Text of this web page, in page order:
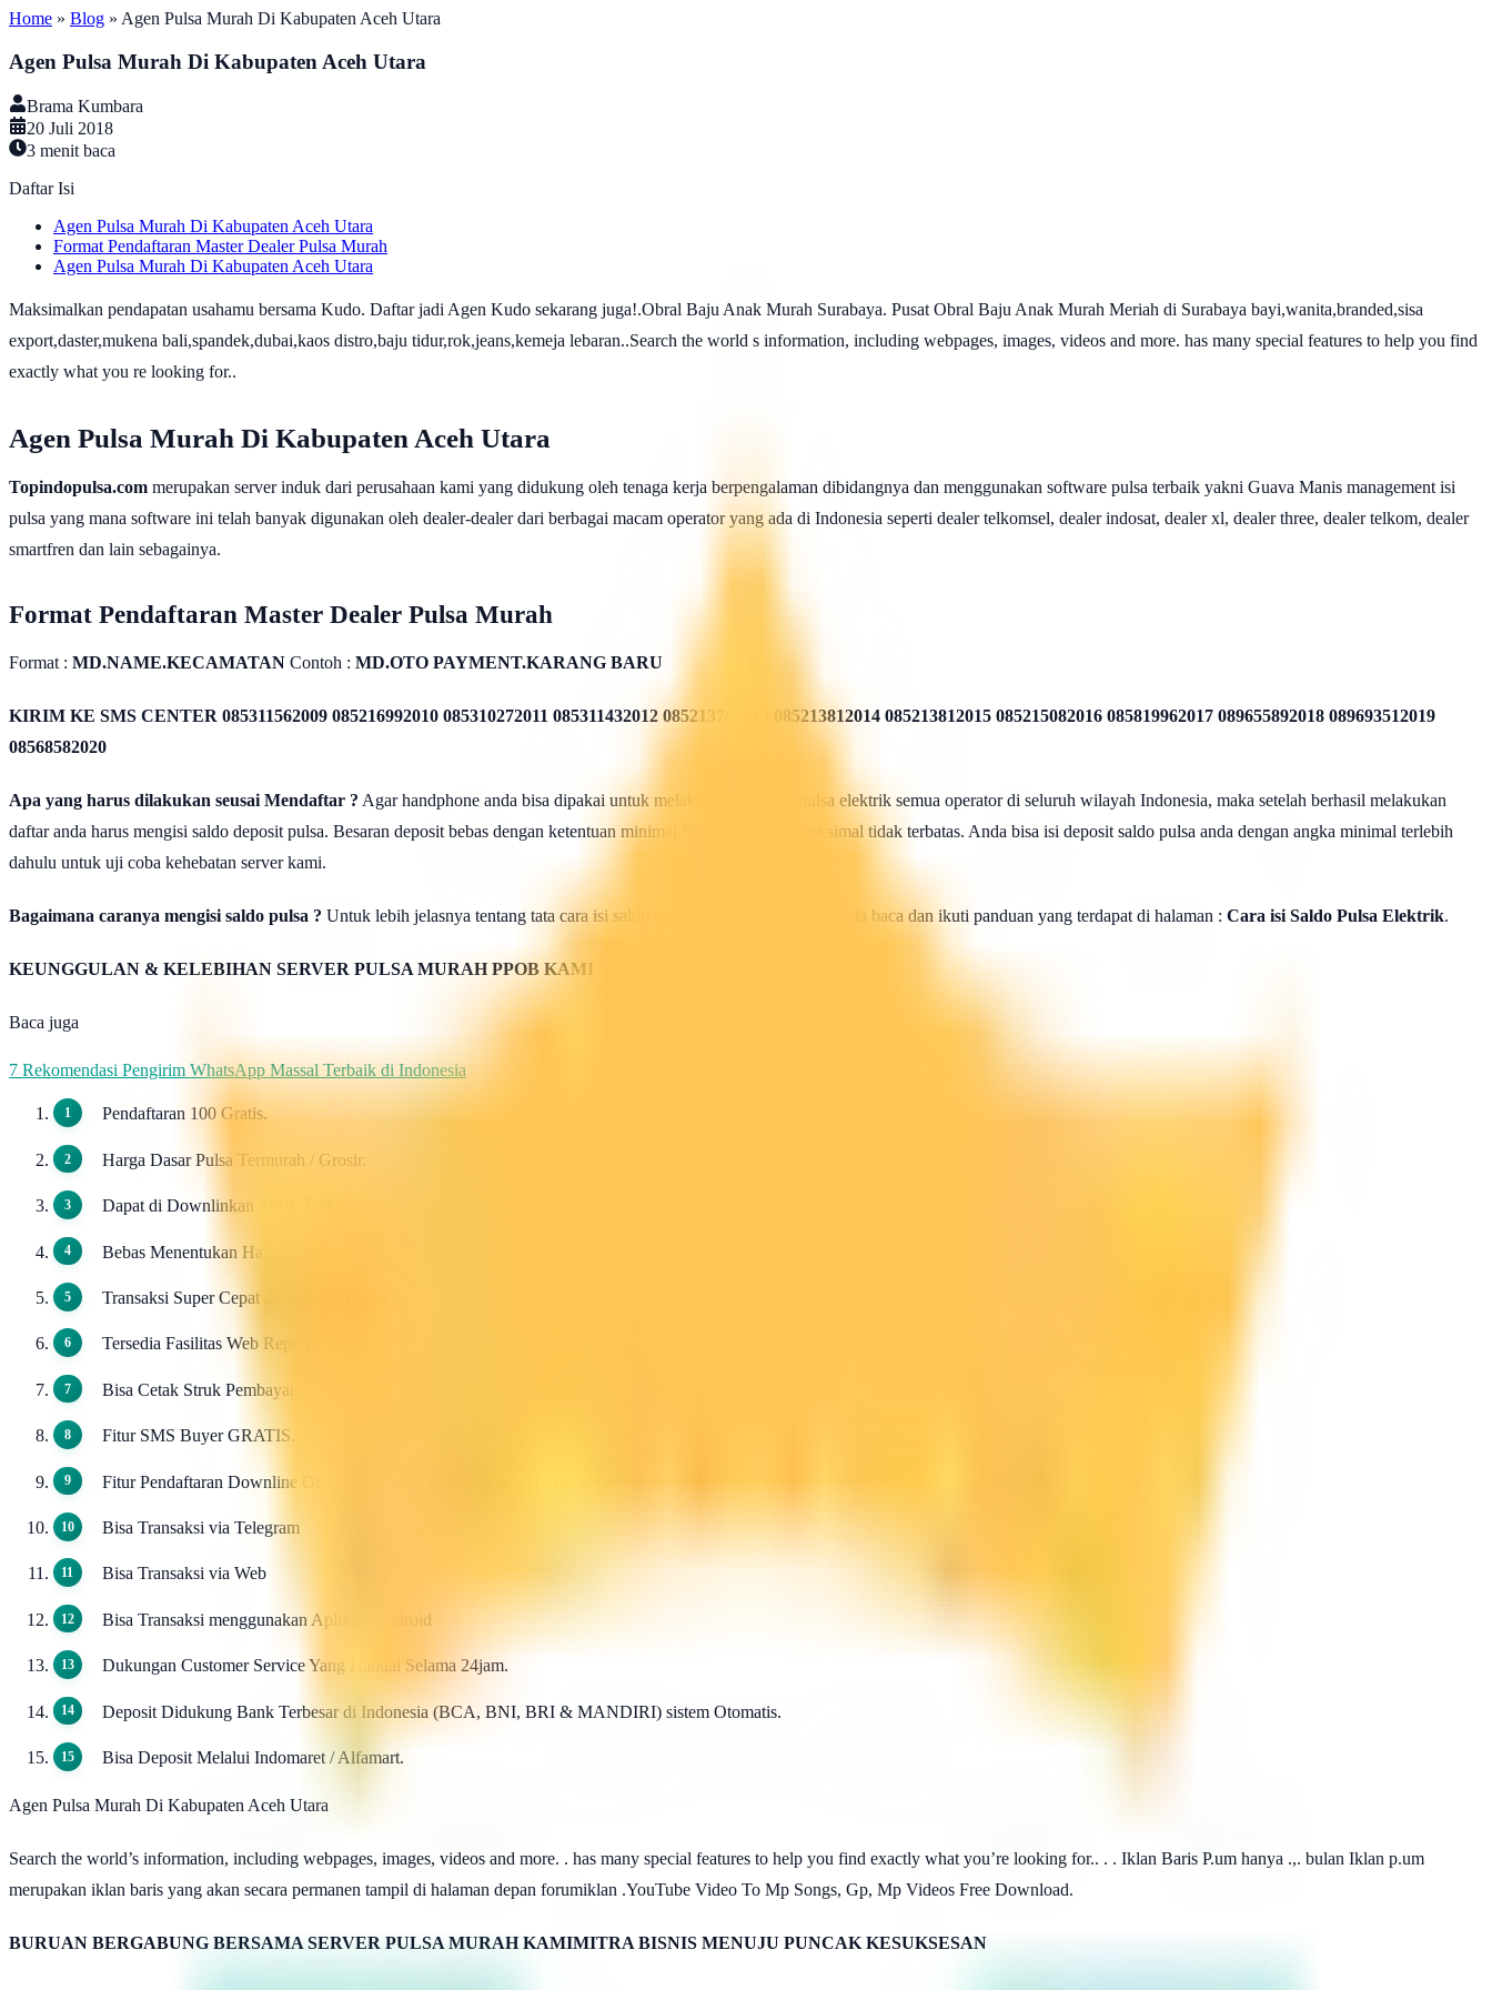
Home » Blog » Agen Pulsa Murah Di Kabupaten Aceh Utara
Agen Pulsa Murah Di Kabupaten Aceh Utara
Brama Kumbara
20 Juli 2018
3 menit baca
Daftar Isi
Agen Pulsa Murah Di Kabupaten Aceh Utara
Format Pendaftaran Master Dealer Pulsa Murah
Agen Pulsa Murah Di Kabupaten Aceh Utara
Maksimalkan pendapatan usahamu bersama Kudo. Daftar jadi Agen Kudo sekarang juga!.Obral Baju Anak Murah Surabaya. Pusat Obral Baju Anak Murah Meriah di Surabaya bayi,wanita,branded,sisa
export,daster,mukena bali,spandek,dubai,kaos distro,baju tidur,rok,jeans,kemeja lebaran..Search the world s information, including webpages, images, videos and more. has many special features to help you find
exactly what you re looking for..
Agen Pulsa Murah Di Kabupaten Aceh Utara
Topindopulsa.com merupakan server induk dari perusahaan kami yang didukung oleh tenaga kerja berpengalaman dibidangnya dan menggunakan software pulsa terbaik yakni Guava Manis management isi
pulsa yang mana software ini telah banyak digunakan oleh dealer-dealer dari berbagai macam operator yang ada di Indonesia seperti dealer telkomsel, dealer indosat, dealer xl, dealer three, dealer telkom, dealer
smartfren dan lain sebagainya.
Format Pendaftaran Master Dealer Pulsa Murah
Format : MD.NAME.KECAMATAN Contoh : MD.OTO PAYMENT.KARANG BARU
KIRIM KE SMS CENTER 085311562009 085216992010 085310272011 085311432012 085213782013 085213812014 085213812015 085215082016 085819962017 089655892018 089693512019
08568582020
Apa yang harus dilakukan seusai Mendaftar ? Agar handphone anda bisa dipakai untuk melakukan isi ulang pulsa elektrik semua operator di seluruh wilayah Indonesia, maka setelah berhasil melakukan
daftar anda harus mengisi saldo deposit pulsa. Besaran deposit bebas dengan ketentuan minimal 50rb rupiah dan maksimal tidak terbatas. Anda bisa isi deposit saldo pulsa anda dengan angka minimal terlebih
dahulu untuk uji coba kehebatan server kami.
Bagaimana caranya mengisi saldo pulsa ? Untuk lebih jelasnya tentang tata cara isi saldo deposit pulsa ini silahkan anda baca dan ikuti panduan yang terdapat di halaman : Cara isi Saldo Pulsa Elektrik.
KEUNGGULAN & KELEBIHAN SERVER PULSA MURAH PPOB KAMI
Baca juga
7 Rekomendasi Pengirim WhatsApp Massal Terbaik di Indonesia
Pendaftaran 100 Gratis.
Harga Dasar Pulsa Termurah / Grosir.
Dapat di Downlinkan Tidak Terbatas.
Bebas Menentukan Harga Ke Downline.
Transaksi Super Cepat 24 Jam Non Stop.
Tersedia Fasilitas Web Report.
Bisa Cetak Struk Pembayaran.
Fitur SMS Buyer GRATIS.
Fitur Pendaftaran Downline Otomatis / AutoReg Downline GRATIS.
Bisa Transaksi via Telegram
Bisa Transaksi via Web
Bisa Transaksi menggunakan Aplikasi Android
Dukungan Customer Service Yang Handal Selama 24jam.
Deposit Didukung Bank Terbesar di Indonesia (BCA, BNI, BRI & MANDIRI) sistem Otomatis.
Bisa Deposit Melalui Indomaret / Alfamart.
Agen Pulsa Murah Di Kabupaten Aceh Utara
Search the world’s information, including webpages, images, videos and more. . has many special features to help you find exactly what you’re looking for.. . . Iklan Baris P.um hanya .,. bulan Iklan p.um
merupakan iklan baris yang akan secara permanen tampil di halaman depan forumiklan .YouTube Video To Mp Songs, Gp, Mp Videos Free Download.
BURUAN BERGABUNG BERSAMA SERVER PULSA MURAH KAMIMITRA BISNIS MENUJU PUNCAK KESUKSESAN